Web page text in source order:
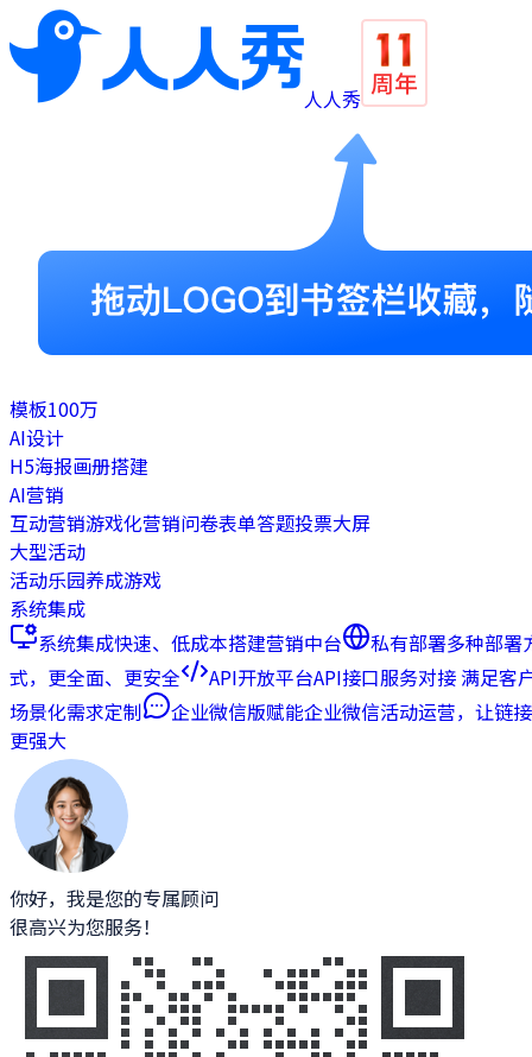
人人秀
模板100万
AI设计
H5海报画册搭建
AI营销
互动营销游戏化营销问卷表单答题投票大屏
大型活动
活动乐园养成游戏
系统集成
系统集成快速、低成本搭建营销中台 私有部署多种部署
式，更全面、更安全
API开放平台API接口服务对接 满足客
场景化需求定制
企业微信版赋能企业微信活动运营，让链接
更强大
你好，我是您的专属顾问
很高兴为您服务！